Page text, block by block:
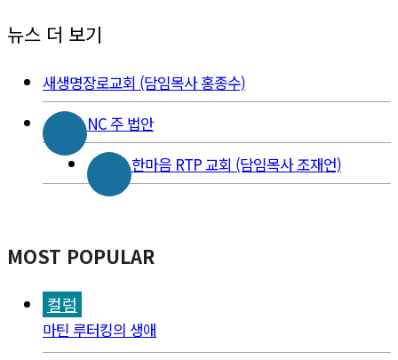
뉴스 더 보기
새생명장로교회 (담임목사 홍종수)
NC 주 법안
한마음 RTP 교회 (담임목사 조재언)
MOST POPULAR
컬럼
마틴 루터킹의 생애